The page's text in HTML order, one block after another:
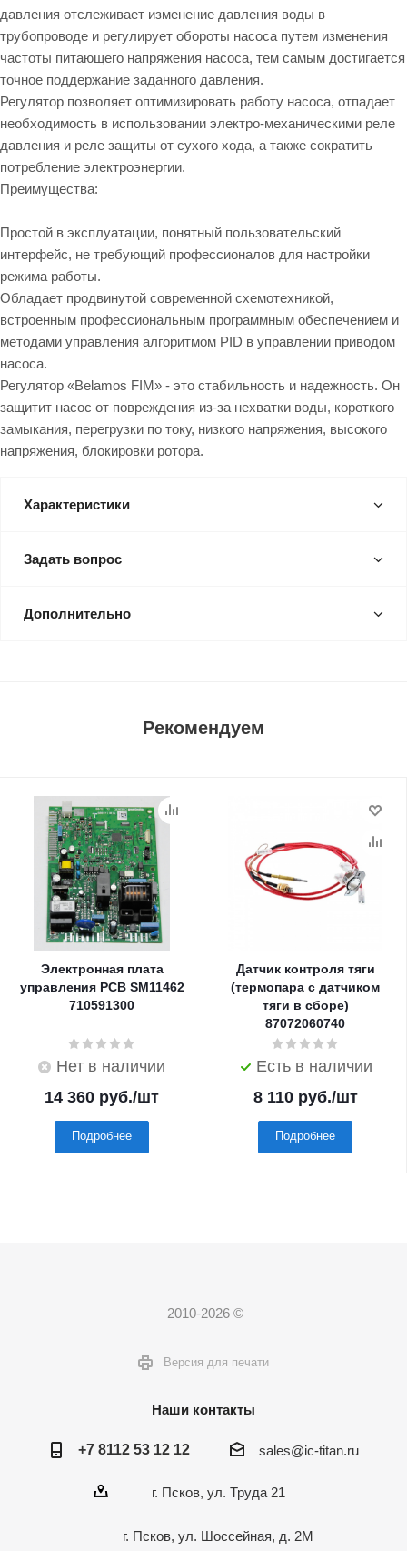
давления отслеживает изменение давления воды в
трубопроводе и регулирует обороты насоса путем изменения
частоты питающего напряжения насоса, тем самым достигается
точное поддержание заданного давления.
Регулятор позволяет оптимизировать работу насоса, отпадает
необходимость в использовании электро-механическими реле
давления и реле защиты от сухого хода, а также сократить
потребление электроэнергии.
Преимущества:
Простой в эксплуатации, понятный пользовательский
интерфейс, не требующий профессионалов для настройки
режима работы.
Обладает продвинутой современной схемотехникой,
встроенным профессиональным программным обеспечением и
методами управления алгоритмом PID в управлении приводом
насоса.
Регулятор «Belamos FIM» - это стабильность и надежность. Он
защитит насос от повреждения из-за нехватки воды, короткого
замыкания, перегрузки по току, низкого напряжения, высокого
напряжения, блокировки ротора.
Характеристики
Задать вопрос
Дополнительно
Рекомендуем
Электронная плата
управления PCB SM11462
710591300
Нет в наличии
14 360 руб./шт
Подробнее
Датчик контроля тяги
(термопара с датчиком
тяги в сборе)
87072060740
Есть в наличии
8 110руб./шт
Подробнее
2010-2026 ©
Версия для печати
Наши контакты
+7 8112 53 12 12 sales@ic-titan.ru
г. Псков, ул. Труда 21
г. Псков, ул. Шоссейная, д. 2М